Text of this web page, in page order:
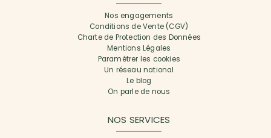
Nos engagements
Conditions de Vente (CGV)
Charte de Protection des Données
Mentions Légales
Paramétrer les cookies
Un réseau national
Le blog
On parle de nous
NOS SERVICES